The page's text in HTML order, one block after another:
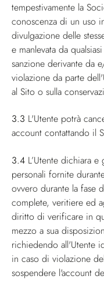
tempestivamente la
conoscenza di un uso
divulgazione delle
e manlevata da
sanzione derivante da
violazione da parte
al Sito o sulla
3.3 L'Utente potrà
account contattando il
3.4 L’Utente dichiara
personali fornite
ovvero durante la fase
complete, veritiere ed
diritto di verificare in
mezzo a sua
richiedendo all'Utente
in caso di violazione
sospendere l'account